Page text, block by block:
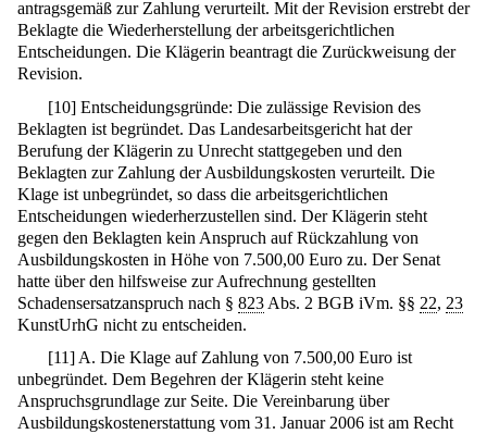
antragsgemäß zur Zahlung verurteilt. Mit der Revision erstrebt der
Beklagte die Wiederherstellung der arbeitsgerichtlichen
Entscheidungen. Die Klägerin beantragt die Zurückweisung der
Revision.
[10] Entscheidungsgründe: Die zulässige Revision des
Beklagten ist begründet. Das Landesarbeitsgericht hat der
Berufung der Klägerin zu Unrecht stattgegeben und den
Beklagten zur Zahlung der Ausbildungskosten verurteilt. Die
Klage ist unbegründet, so dass die arbeitsgerichtlichen
Entscheidungen wiederherzustellen sind. Der Klägerin steht
gegen den Beklagten kein Anspruch auf Rückzahlung von
Ausbildungskosten in Höhe von 7.500,00 Euro zu. Der Senat
hatte über den hilfsweise zur Aufrechnung gestellten
Schadensersatzanspruch nach § 823 Abs. 2 BGB iVm. §§ 22, 23
KunstUrhG nicht zu entscheiden.
[11] A. Die Klage auf Zahlung von 7.500,00 Euro ist
unbegründet. Dem Begehren der Klägerin steht keine
Anspruchsgrundlage zur Seite. Die Vereinbarung über
Ausbildungskostenerstattung vom 31. Januar 2006 ist am Recht